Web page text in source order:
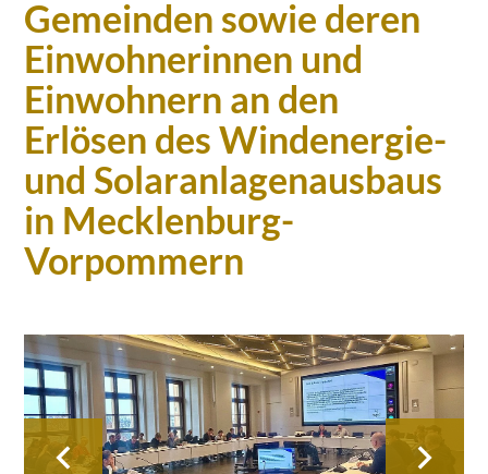
Gemeinden sowie deren
Einwohnerinnen und
Einwohnern an den
Erlösen des Windenergie-
und Solaranlagenausbaus
in Mecklenburg-
Vorpommern